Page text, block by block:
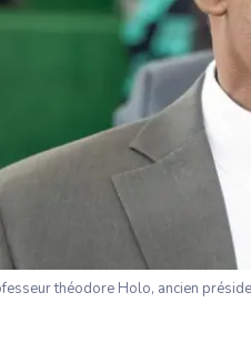
théodore Holo, ancien